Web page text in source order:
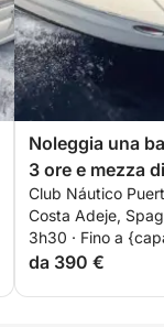
Noleggia una
3 ore e mezza
Club Náutico
Costa Adeje,
3h30 · Fino a
da 390 €